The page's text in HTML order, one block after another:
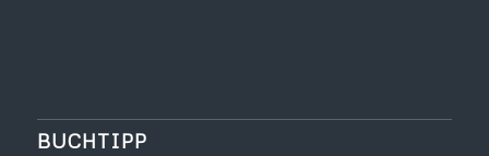
BUCHTIPP